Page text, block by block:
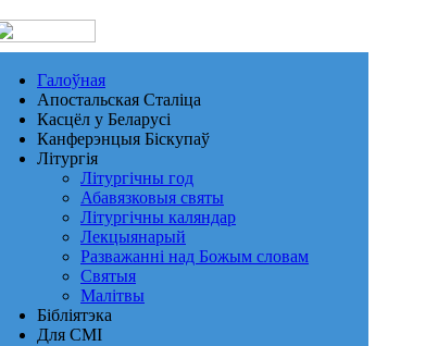
Галоўная
Апостальская Сталіца
Касцёл у Беларусі
Канферэнцыя Біскупаў
Літургія
Літургічны год
Абавязковыя святы
Літургічны каляндар
Лекцыянарый
Разважанні над Божым словам
Святыя
Малітвы
Бібліятэка
Для СМІ